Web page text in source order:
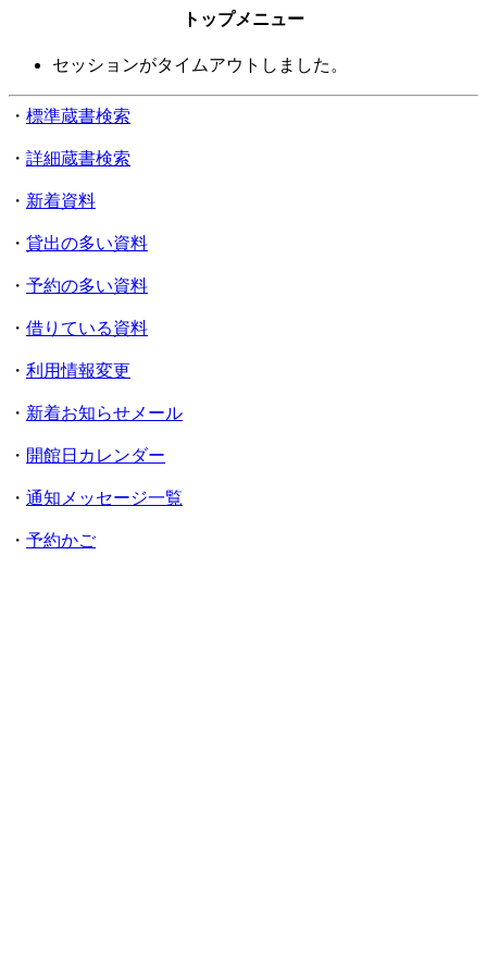
トップメニュー
セッションがタイムアウトしました。
・ 標準蔵書検索
・ 詳細蔵書検索
・ 新着資料
・ 貸出の多い資料
・ 予約の多い資料
・ 借りている資料
・ 利用情報変更
・ 新着お知らせメール
・ 開館日カレンダー
・ 通知メッセージ一覧
・ 予約かご